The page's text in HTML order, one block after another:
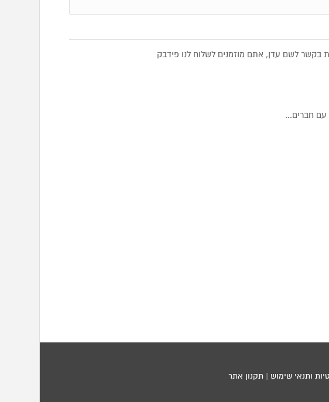
לשם עדן, אתם מוזמנים לשלוח לנו פידבק
חברים...
ותנאי שימוש תקנון אתר